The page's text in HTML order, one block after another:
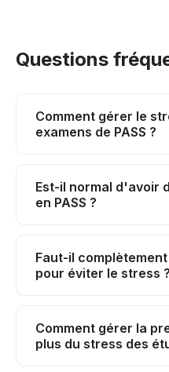
Questions
Comment gérer le
examens de PASS ?
une révision légère de
relaxante le soir, et
Est-il normal d'avoir
en PASS ?
doivent pas devenir
répètent ou perturbent
peuvent
Faut-il
pour éviter le stress ?
essentiel pour l'équilibre
supprimez pas
Comment gérer la
plus du stress des